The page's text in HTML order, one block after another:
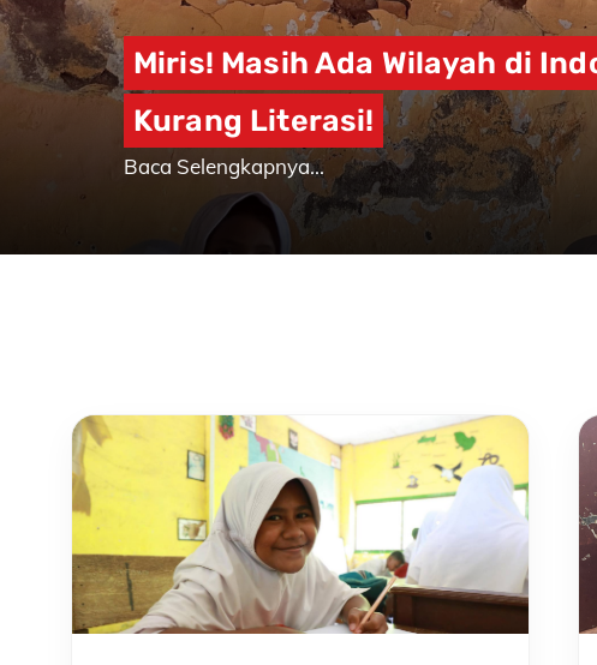
Miris! Masih Ada Wilayah di
Kurang Literasi!
Baca Selengkapnya...